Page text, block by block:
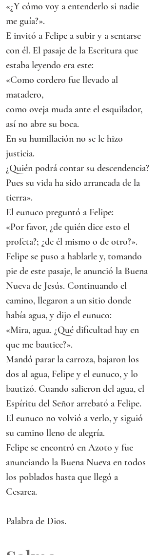
«¿Y cómo voy a entenderlo si nadie
me guía?».
E invitó a Felipe a subir y a sentarse
con él. El pasaje de la Escritura que
estaba leyendo era este:
«Como cordero fue llevado al
matadero,
como oveja muda ante el esquilador,
así no abre su boca.
En su humillación no se le hizo
justicia.
¿Quién podrá contar su descendencia?
Pues su vida ha sido arrancada de la
tierra».
El eunuco preguntó a Felipe:
«Por favor, ¿de quién dice esto el
profeta?; ¿de él mismo o de otro?».
Felipe se puso a hablarle y, tomando
pie de este pasaje, le anunció la Buena
Nueva de Jesús. Continuando el
camino, llegaron a un sitio donde
había agua, y dijo el eunuco:
«Mira, agua. ¿Qué dificultad hay en
que me bautice?».
Mandó parar la carroza, bajaron los
dos al agua, Felipe y el eunuco, y lo
bautizó. Cuando salieron del agua, el
Espíritu del Señor arrebató a Felipe.
El eunuco no volvió a verlo, y siguió
su camino lleno de alegría.
Felipe se encontró en Azoto y fue
anunciando la Buena Nueva en todos
los poblados hasta que llegó a
Cesarea.
Palabra de Dios.